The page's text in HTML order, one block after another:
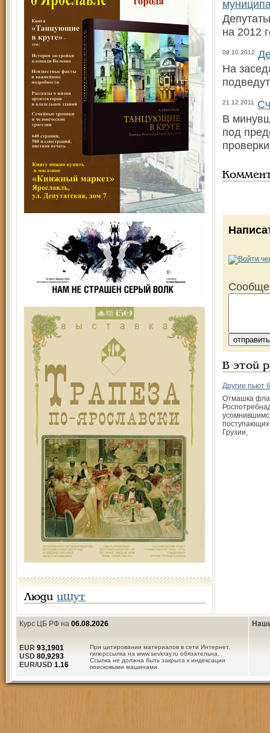
Люди ищут
на 2012
09.10.2012
На
21.12.2011
В
под
В этой
Другие пьют
Отмашка
Грузии,
Курс ЦБ РФ на 06.08.2026
При цитировании материалов в сети Интернет,
гиперссылка на www.sevkray.ru обязательна.
Ссылка не должна быть закрыта к индексации
поисковыми машинами.
EUR 93,1901
USD 80,9293
EUR/USD 1.16